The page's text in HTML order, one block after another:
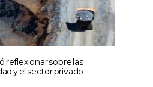
sobre las
y el sector privado